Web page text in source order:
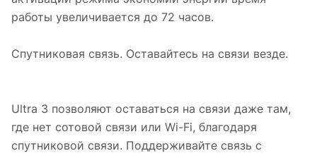
работы увеличивается до 72 часов.
Спутниковая связь. Оставайтесь на связи везде.
Ultra 3 позволяют оставаться на связи даже там,
где нет сотовой связи или Wi-Fi, благодаря
спутниковой связи. Поддерживайте связь с